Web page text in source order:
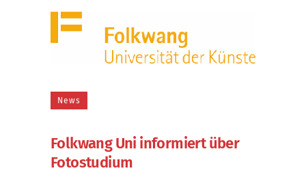
News
Folkwang Uni informiert über
Fotostudium